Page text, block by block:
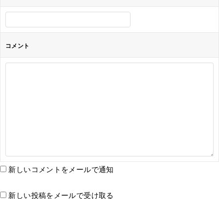
コメント
新しいコメントをメールで通知
新しい投稿をメールで受け取る